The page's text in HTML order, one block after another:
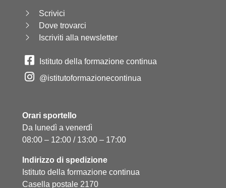
Scrivici
Dove trovarci
Iscriviti alla newsletter
Istituto della formazione continua
@istitutoformazionecontinua
Orari sportello
Da lunedì a venerdì
08:00 – 12:00 / 13:00 – 17:00
Indirizzo di spedizione
Istituto della formazione continua
Casella postale 2170